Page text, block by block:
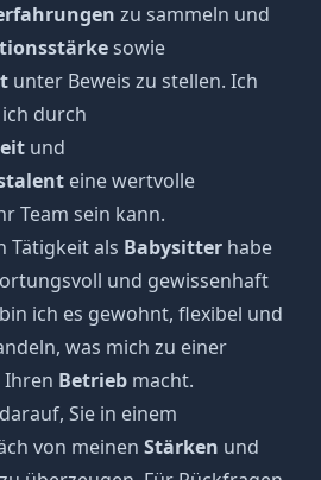
zu sammeln und
sowie
unter Beweis zu stellen. Ich
durch
und
eine wertvolle
Team sein kann.
Tätigkeit als Babysitterhabe
und gewissenhaft
ich es gewohnt, flexibel und
was mich zu einer
Betriebmacht.
Sie in einem
von meinen Stärken und